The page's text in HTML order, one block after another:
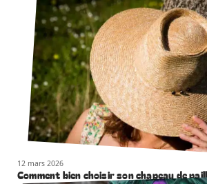
12 mars 2026
Comment bien choisir son chapeau de